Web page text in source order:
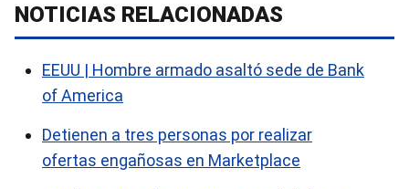
NOTICIAS RELACIONADAS
EEUU | Hombre armado asaltó sede de Bank
of America
Detienen a tres personas por realizar
ofertas engañosas en Marketplace